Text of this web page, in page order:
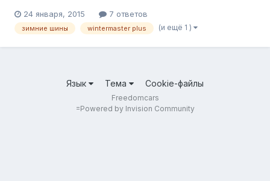
24 января, 2015 7 ответов
зимние шины wintermaster plus (и ещё 1 )
Язык Тема Cookie-файлы
Freedomcars
=Powered by Invision Community